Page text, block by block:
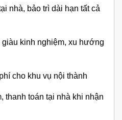
nhà, bảo trì dài hạn tất cả
kinh nghiệm, xu hướng
cho khu vụ nội thành
thanh toán tại nhà khi nhận